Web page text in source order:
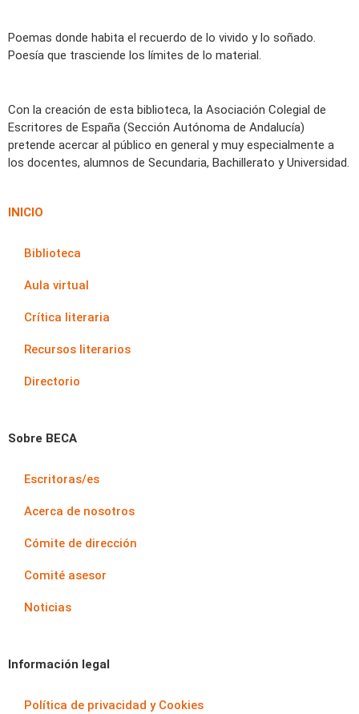
Poemas donde habita el recuerdo de lo vivido y lo soñado.
Poesía que trasciende los límites de lo material.
Con la creación de esta biblioteca, la Asociación Colegial de
Escritores de España (Sección Autónoma de Andalucía)
pretende acercar al público en general y muy especialmente a
los docentes, alumnos de Secundaria, Bachillerato y Universidad.
INICIO
Biblioteca
Aula virtual
Crítica literaria
Recursos literarios
Directorio
Sobre BECA
Escritoras/es
Acerca de nosotros
Cómite de dirección
Comité asesor
Noticias
Información legal
Política de privacidad y Cookies